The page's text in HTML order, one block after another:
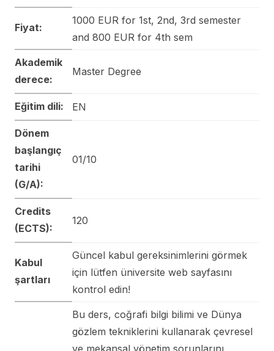
Fiyat:
1000 EUR for 1st, 2nd, 3rd semester
and 800 EUR for 4th sem
Akademik
derece:
Master Degree
Eğitim dili: EN
Dönem
başlangıç
tarihi
(G/A):
01/10
Credits
(ECTS):
120
Kabul
şartları
Güncel kabul gereksinimlerini görmek
için lütfen üniversite web sayfasını
kontrol edin!
Bu ders, coğrafi bilgi bilimi ve Dünya
gözlem tekniklerini kullanarak çevresel
ve mekansal yönetim sorunlarını